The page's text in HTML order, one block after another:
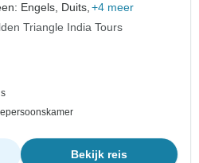
Engels, Duits, +4 meer
Triangle India Tours
Bekijk reis